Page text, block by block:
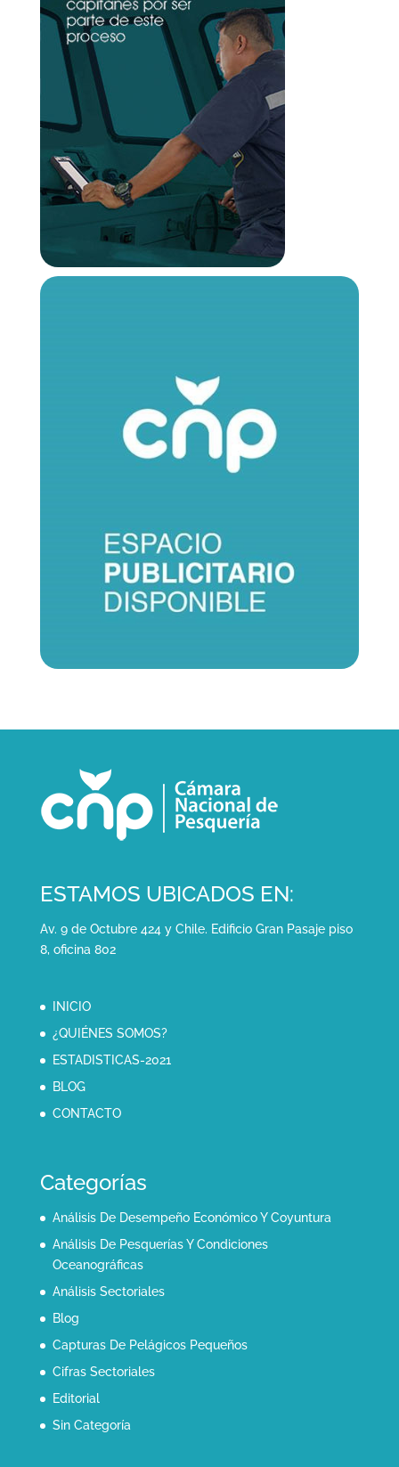
ESTAMOS UBICADOS EN:
Av. 9 de Octubre 424 y Chile. Edificio Gran Pasaje piso
8, oficina 802
INICIO
¿QUIÉNES SOMOS?
ESTADISTICAS-2021
BLOG
CONTACTO
Categorías
Análisis De Desempeño Económico Y Coyuntura
Análisis De Pesquerías Y Condiciones
Oceanográficas
Análisis Sectoriales
Blog
Capturas De Pelágicos Pequeños
Cifras Sectoriales
Editorial
Sin Categoría